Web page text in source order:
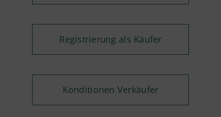
Registrierung als Käufer
Konditionen Verkäufer